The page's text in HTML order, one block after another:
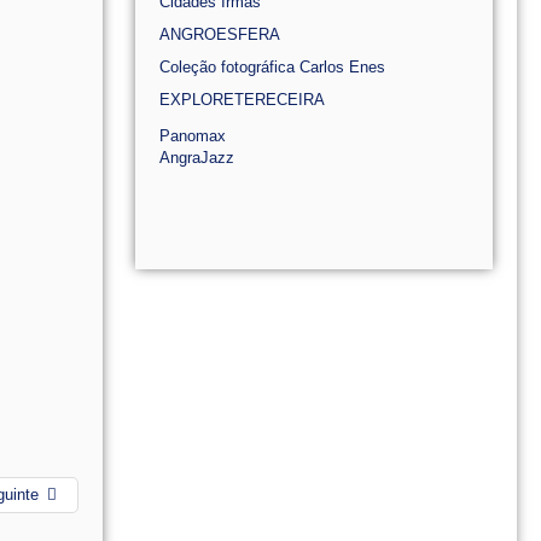
ANGROESFERA
Coleção fotográfica Carlos Enes
EXPLORETERECEIRA
Panomax
AngraJazz